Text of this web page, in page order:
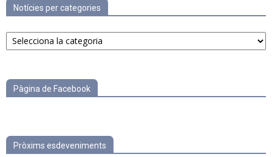
Notícies per categories
Notícies
per
Pàgina de Facebook
Pròxims esdeveniments